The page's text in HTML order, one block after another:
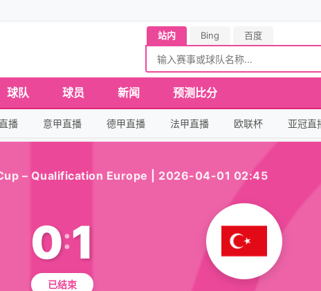
站内 Bing 百度
球队 球员 新闻 预测比分
播 意甲直播 德甲直播 法甲直播 欧联杯 亚冠直
– Qualification Europe | 2026-04-01 02:45
0:1
已结束